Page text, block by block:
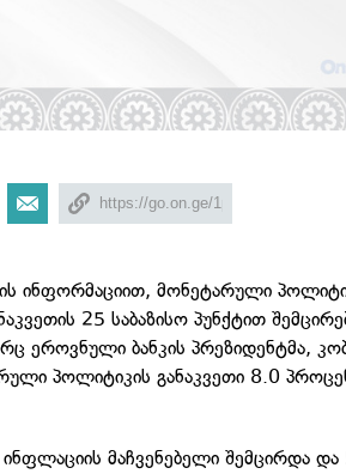
ინფორმაციით, მონეტარული
25 საბაზისო პუნქტით
ეროვნული ბანკის პრეზიდენტმა,
პოლიტიკის განაკვეთი 8.0
მაჩვენებელი შემცირდა და